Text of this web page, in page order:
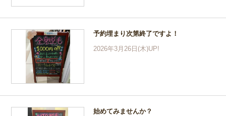
予約埋まり次第終了ですよ！
2026年3月26日(木)UP!
始めてみませんか？